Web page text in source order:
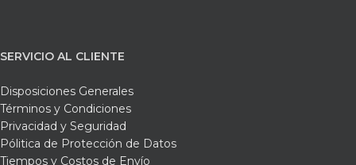
SERVICIO AL CLIENTE
Disposiciones Generales
Términos y Condiciones
Privacidad y Seguridad
Pólitica de Protección de Datos
Tiempos y Costos de Envío